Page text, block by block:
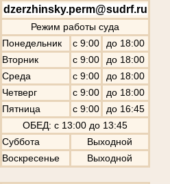
dzerzhinsky.perm@sudrf.ru
Режим работы суда
Понедельник
с 9:00
до 18:00
Вторник
с 9:00
до 18:00
Среда
с 9:00
до 18:00
Четверг
с 9:00
до 18:00
Пятница
с 9:00
до 16:45
ОБЕД: с 13:00 до 13:45
Суббота
Выходной
Воскресенье
Выходной